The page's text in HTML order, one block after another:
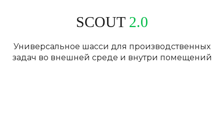
SCOUT2.0
Универсальное шасси для производственных
задач во внешней среде и внутри помещений